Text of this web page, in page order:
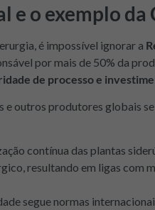
e o exemplo da
é impossível ignorar a
por mais de 50% da
de processo e
e outros produtores globais
contínua das plantas
resultando em ligas com
segue normas